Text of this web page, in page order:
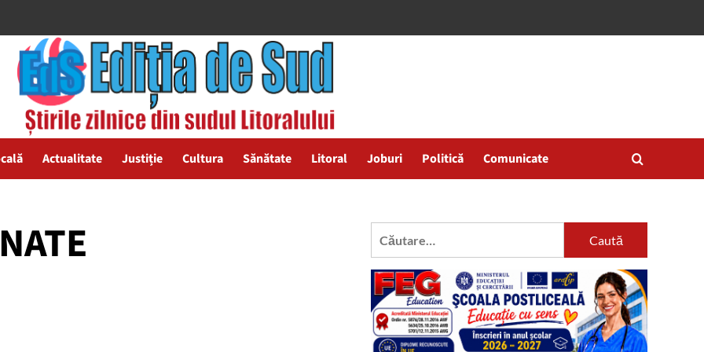
Actualitate Justiție Cultura Sănătate Litoral Joburi Politică Comunicate
Caută